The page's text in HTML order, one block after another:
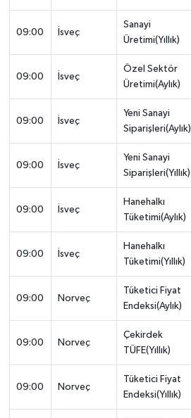
09:00 İsveç
Sanayi
Üretimi(Yıllık)
09:00 İsveç
Özel Sektör
Üretimi(Aylık)
09:00 İsveç
Yeni Sanayi
Siparişleri(Aylık)
09:00 İsveç
Yeni Sanayi
Siparişleri(Yıllık)
09:00 İsveç
Hanehalkı
Tüketimi(Aylık)
09:00 İsveç
Hanehalkı
Tüketimi(Yıllık)
09:00 Norveç
Tüketici Fiyat
Endeksi(Aylık)
09:00 Norveç
Çekirdek
TÜFE(Yıllık)
09:00 Norveç
Tüketici Fiyat
Endeksi(Yıllık)